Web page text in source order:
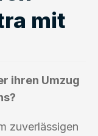
mit
ihren Umzug
zuverlässigen